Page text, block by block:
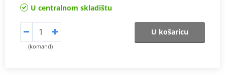
U centralnom skladištu
(komand)
U košaricu